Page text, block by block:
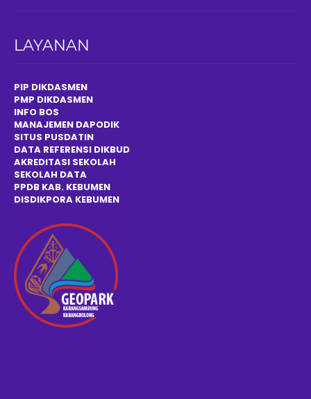
LAYANAN
PIP DIKDASMEN
PMP DIKDASMEN
INFO BOS
MANAJEMEN DAPODIK
SITUS PUSDATIN
DATA REFERENSI DIKBUD
AKREDITASI SEKOLAH
SEKOLAH DATA
PPDB KAB. KEBUMEN
DISDIKPORA KEBUMEN